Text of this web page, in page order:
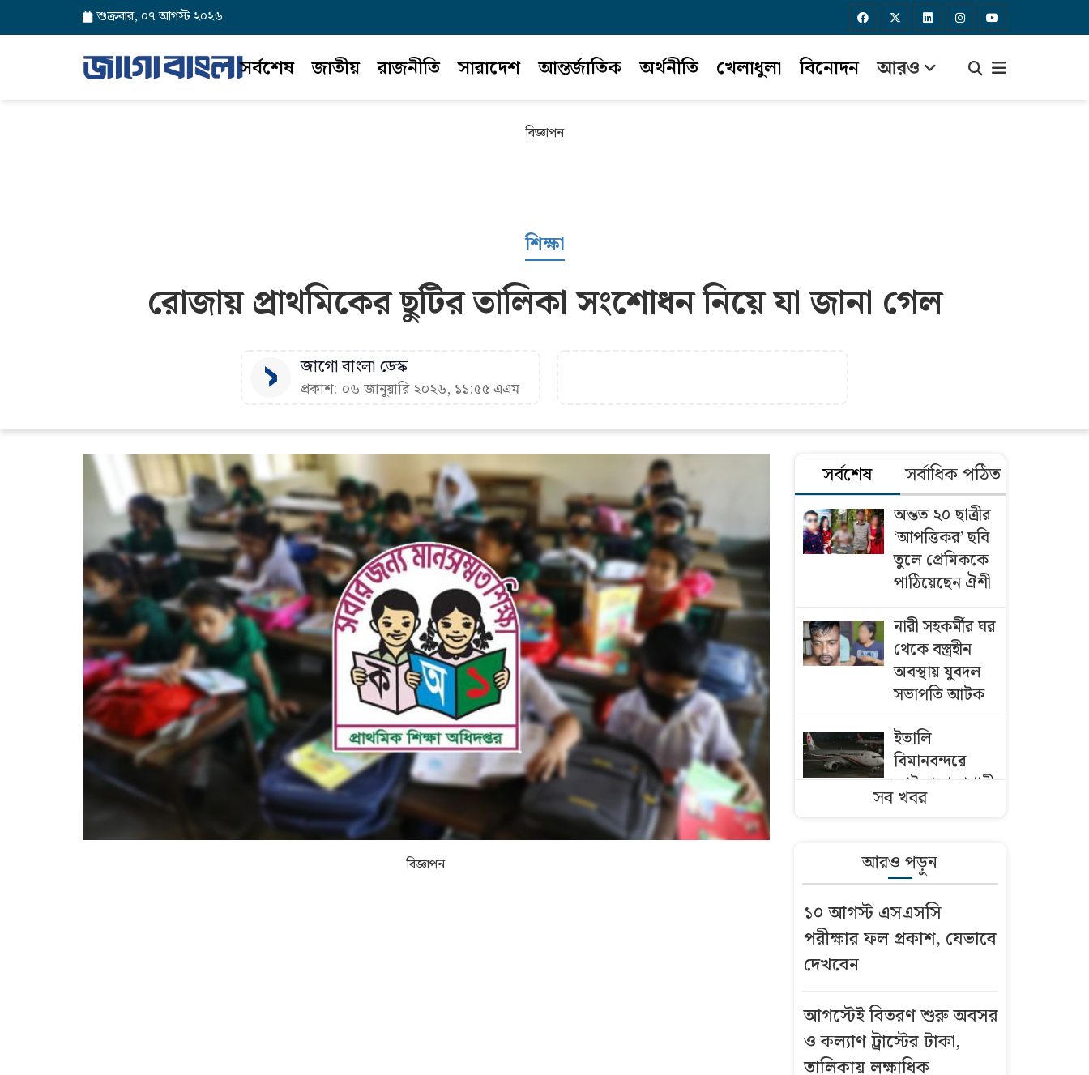
শুক্রবার, ০৭ আগস্ট ২০২৬
সর্বশেষ জাতীয় রাজনীতি সারাদেশ আন্তর্জাতিক অর্থনীতি খেলাধুলা বিনোদন আরও
বিজ্ঞাপন
শিক্ষা
রোজায় প্রাথমিকের ছুটির তালিকা সংশোধন নিয়ে যা জানা গেল
জাগো বাংলা ডেস্ক
প্রকাশ: ০৬ জানুয়ারি ২০২৬, ১১:৫৫ এএম
বিজ্ঞাপন
সর্বশেষ সর্বাধিক পঠিত
অন্তত ২০ ছাত্রীর
‘আপত্তিকর’ ছবি
তুলে প্রেমিককে
পাঠিয়েছেন ঐশী
নারী সহকর্মীর ঘর
থেকে বস্ত্রহীন
অবস্থায় যুবদল
সভাপতি আটক
ইতালি
বিমানবন্দরে
আটকা ঢাকাগামী
বিমান, ভেতরে
যাত্রী
পদোন্নতি
ঠেকাতে গভীর
ষড়যন্ত্র, নেপথ্যে
বন্ধুর স্ত্রীর গলায়
ছুরি ধরে ধর্ষণ
সব খবর
আরও পড়ুন
১০ আগস্ট এসএসসি
পরীক্ষার ফল প্রকাশ, যেভাবে
দেখবেন
আগস্টেই বিতরণ শুরু অবসর
ও কল্যাণ ট্রাস্টের টাকা,
তালিকায় লক্ষাধিক